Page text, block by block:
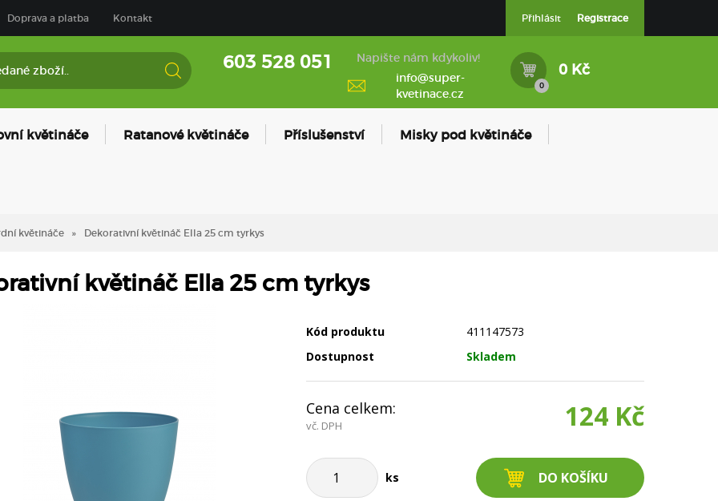
Doprava a platba Kontakt Přihlásit Registrace
603 528 051
Napište nám kdykoliv!
info@super-
kvetinace.cz
0
0 Kč
květináče Ratanové květináče Příslušenství Misky pod květináče
květináče Dekorativní květináč Ella 25 cm tyrkys
květináč Ella 25 cm tyrkys
Kód produktu
411147573
Dostupnost
Skladem
Cena celkem:
vč. DPH 124 Kč
ks